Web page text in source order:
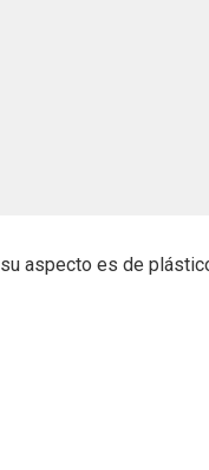
aspecto es de